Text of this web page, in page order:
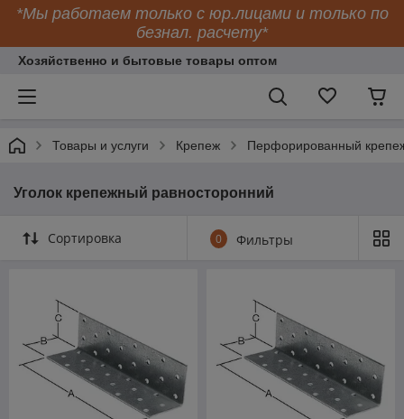
*Мы работаем только с юр.лицами и только по
безнал. расчету*
Хозяйственно и бытовые товары оптом
Товары и услуги Крепеж Перфорированный
Уголок крепежный равносторонний
Сортировка 0 Фильтры